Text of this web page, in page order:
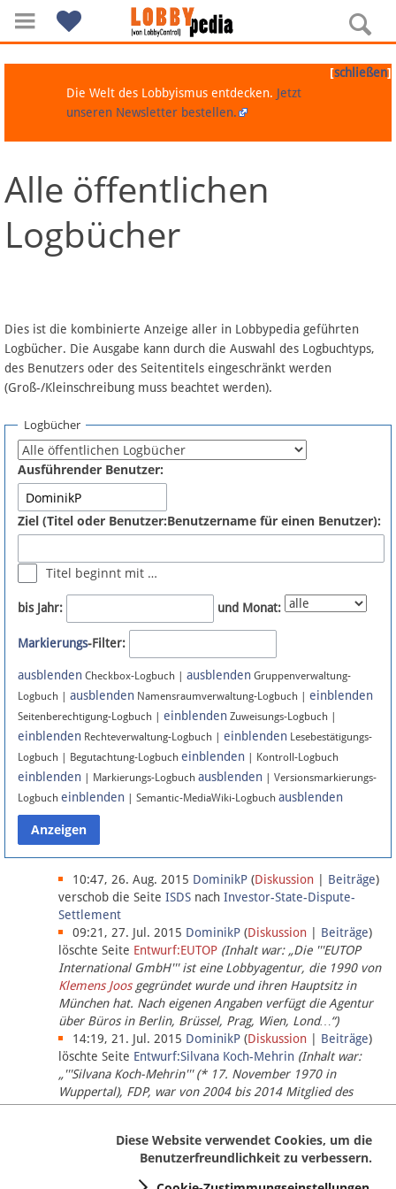
Navigation
Über Lobbypedia
Artikel nach Kategorien
FAQ
Fördermitglied werden
Fehler melden
Newsletter
Bluesky
Facebook
Instagram
Anmelden
Datenschutz
Über Lobbypedia
Impressum
[schließen]
Die Welt des Lobbyismus entdecken. Jetzt
unseren Newsletter bestellen.
Alle öffentlichen
Logbücher
Dies ist die kombinierte Anzeige aller in Lobbypedia geführten
Logbücher. Die Ausgabe kann durch die Auswahl des Logbuchtyps,
des Benutzers oder des Seitentitels eingeschränkt werden
(Groß-/Kleinschreibung muss beachtet werden).
Logbücher
Ausführender Benutzer:
Ziel (Titel oder Benutzer:Benutzername für einen Benutzer):
Titel beginnt mit …
bis Jahr: und Monat:
Markierungs-Filter:
ausblenden Checkbox-Logbuch | ausblenden Gruppenverwaltung-
Logbuch | ausblenden Namensraumverwaltung-Logbuch | einblenden
Seitenberechtigung-Logbuch | einblenden Zuweisungs-Logbuch |
einblenden Rechteverwaltung-Logbuch | einblenden Lesebestätigungs-
Logbuch | Begutachtung-Logbuch einblenden | Kontroll-Logbuch
einblenden | Markierungs-Logbuch ausblenden | Versionsmarkierungs-
Logbuch einblenden | Semantic-MediaWiki-Logbuch ausblenden
10:47, 26. Aug. 2015 DominikP (Diskussion Beiträge)
verschob die Seite ISDS nach Investor-State-Dispute-
Settlement
09:21, 27. Jul. 2015 DominikP (Diskussion Beiträge)
löschte Seite Entwurf:EUTOP (Inhalt war: „Die '''EUTOP
International GmbH''' ist eine Lobbyagentur, die 1990 von
Klemens Joosgegründet wurde und ihren Hauptsitz in
München hat. Nach eigenen Angaben verfügt die Agentur
über Büros in Berlin, Brüssel, Prag, Wien, Lond…“)
14:19, 21. Jul. 2015 DominikP (Diskussion Beiträge)
löschte Seite Entwurf:Silvana Koch-Mehrin (Inhalt war:
„'''Silvana Koch-Mehrin''' (* 17. November 1970 in
Wuppertal), FDP, war von 2004 bis 2014 Mitglied des
Europäischen Parlaments, seit November 2014 ist sie für
Diese Website verwendet Cookies, um die
Benutzerfreundlichkeit zu verbessern.